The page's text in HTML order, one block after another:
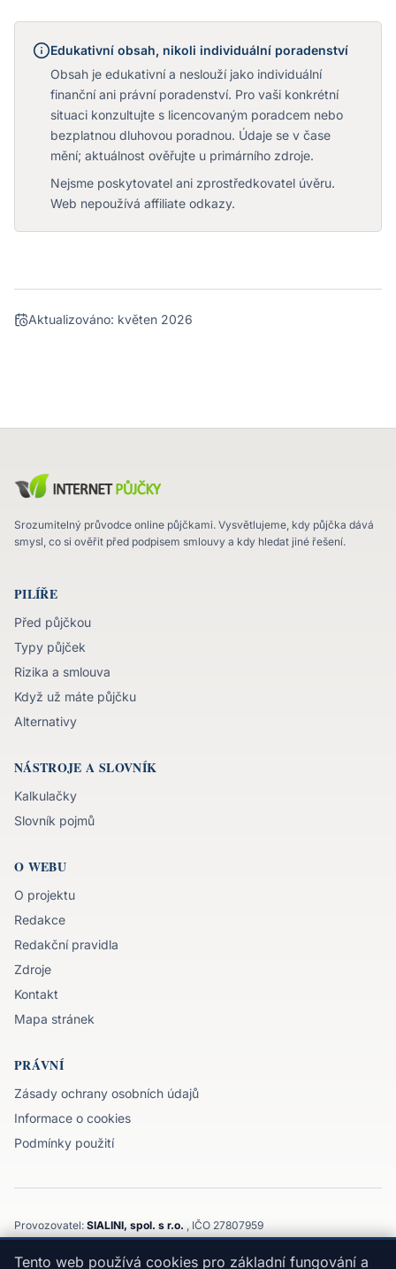
Edukativní obsah, nikoli individuální poradenství
Obsah je edukativní a neslouží jako individuální
finanční ani právní poradenství. Pro vaši konkrétní
situaci konzultujte s licencovaným poradcem nebo
bezplatnou dluhovou poradnou. Údaje se v čase
mění; aktuálnost ověřujte u primárního zdroje.
Nejsme poskytovatel ani zprostředkovatel úvěru.
Web nepoužívá affiliate odkazy.
Aktualizováno: květen 2026
Srozumitelný průvodce online půjčkami. Vysvětlujeme, kdy půjčka dává
smysl, co si ověřit před podpisem smlouvy a kdy hledat jiné řešení.
PILÍŘE
Před půjčkou
Typy půjček
Rizika a smlouva
Když už máte půjčku
Alternativy
NÁSTROJE A SLOVNÍK
Kalkulačky
Slovník pojmů
O WEBU
O projektu
Redakce
Redakční pravidla
Zdroje
Kontakt
Mapa stránek
PRÁVNÍ
Zásady ochrany osobních údajů
Informace o cookies
Podmínky použití
Provozovatel: SIALINI, spol. s r.o. , IČO 27807959
©2026 SIALINI, spol. s r.o.
Tento web používá cookies pro základní fungování a